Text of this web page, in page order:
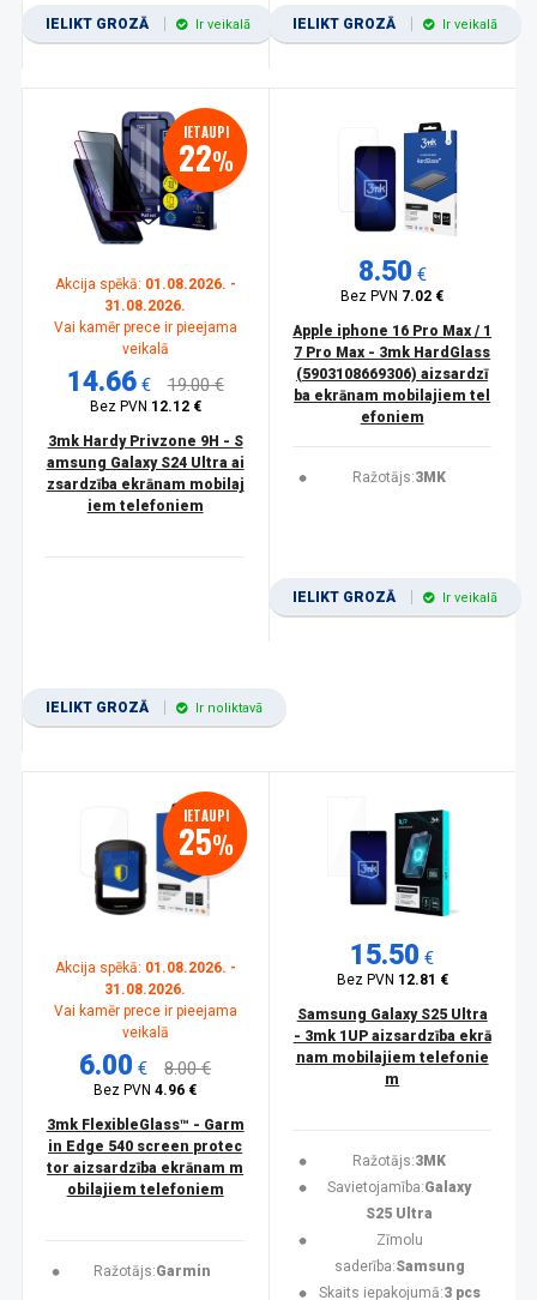
IELIKT GROZĀ Ir veikalā IELIKT GROZĀ Ir veikalā
IETAUPI
22%
Akcija spēkā: 01.08.2026. -
31.08.2026.
Vai kamēr prece ir pieejama
veikalā
14.66 € 19.00 €
Bez PVN 12.12 €
3mk Hardy Privzone 9H - S
amsung Galaxy S24 Ultra ai
zsardzība ekrānam mobilaj
iem telefoniem
IELIKT GROZĀ Ir noliktavā
8.50 €
Bez PVN 7.02 €
Apple iphone 16 Pro Max / 1
7 Pro Max - 3mk HardGlass
(5903108669306) aizsardzī
ba ekrānam mobilajiem tel
efoniem
Ražotājs:3MK
IELIKT GROZĀ Ir veikalā
IETAUPI
25%
Akcija spēkā: 01.08.2026. -
31.08.2026.
Vai kamēr prece ir pieejama
veikalā
6.00 € 8.00 €
Bez PVN4.96 €
3mk FlexibleGlass™ - Garm
in Edge 540 screen protec
tor aizsardzība ekrānam m
obilajiem telefoniem
Ražotājs:Garmin
15.50 €
Bez PVN 12.81 €
Samsung Galaxy S25 Ultra
- 3mk 1UP aizsardzība ekrā
nam mobilajiem telefonie
m
Ražotājs:3MK
Savietojamība:Galaxy
S25 Ultra
Zīmolu
saderība:Samsung
Skaits iepakojumā:3 pcs